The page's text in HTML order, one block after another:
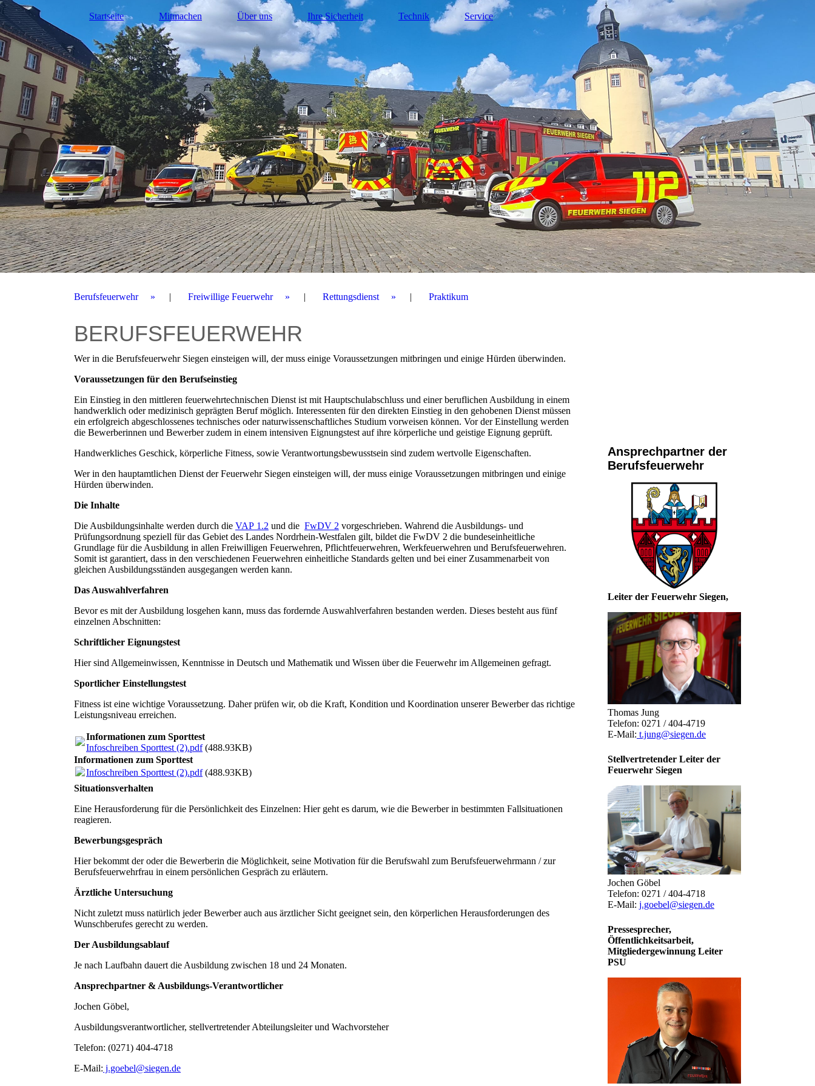
Startseite Mitmachen Über uns Ihre Sicherheit Technik Service
Berufsfeuerwehr Freiwillige Feuerwehr Rettungsdienst Praktikum
BERUFSFEUERWEHR
Wer in die Berufsfeuerwehr Siegen einsteigen will, der muss einige Voraussetzungen mitbringen und einige Hürden überwinden.
Voraussetzungen für den Berufseinstieg
Ein Einstieg in den mittleren feuerwehrtechnischen Dienst ist mit Hauptschulabschluss und einer beruflichen Ausbildung in einem
handwerklich oder medizinisch geprägten Beruf möglich. Interessenten für den direkten Einstieg in den gehobenen Dienst müssen
ein erfolgreich abgeschlossenes technisches oder naturwissenschaftliches Studium vorweisen können. Vor der Einstellung werden
die Bewerberinnen und Bewerber zudem in einem intensiven Eignungstest auf ihre körperliche und geistige Eignung geprüft.
Handwerkliches Geschick, körperliche Fitness, sowie Verantwortungsbewusstsein sind zudem wertvolle Eigenschaften.
Wer in den hauptamtlichen Dienst der Feuerwehr Siegen einsteigen will, der muss einige Voraussetzungen mitbringen und einige
Hürden überwinden.
Die Inhalte
Die Ausbildungsinhalte werden durch die VAP 1.2 und die FwDV 2 vorgeschrieben. Wahrend die Ausbildungs- und
Prüfungsordnung speziell für das Gebiet des Landes Nordrhein-Westfalen gilt, bildet die FwDV 2 die bundeseinheitliche
Grundlage für die Ausbildung in allen Freiwilligen Feuerwehren, Pflichtfeuerwehren, Werkfeuerwehren und Berufsfeuerwehren.
Somit ist garantiert, dass in den verschiedenen Feuerwehren einheitliche Standards gelten und bei einer Zusammenarbeit von
gleichen Ausbildungsständen ausgegangen werden kann.
Das Auswahlverfahren
Bevor es mit der Ausbildung losgehen kann, muss das fordernde Auswahlverfahren bestanden werden. Dieses besteht aus fünf
einzelnen Abschnitten:
Schriftlicher Eignungstest
Hier sind Allgemeinwissen, Kenntnisse in Deutsch und Mathematik und Wissen über die Feuerwehr im Allgemeinen gefragt.
Sportlicher Einstellungstest
Fitness ist eine wichtige Voraussetzung. Daher prüfen wir, ob die Kraft, Kondition und Koordination unserer Bewerber das richtige
Leistungsniveau erreichen.
Informationen zum Sporttest
Infoschreiben Sporttest (2).pdf(488.93KB)
Informationen zum Sporttest
Infoschreiben Sporttest (2).pdf(488.93KB)
Situationsverhalten
Eine Herausforderung für die Persönlichkeit des Einzelnen: Hier geht es darum, wie die Bewerber in bestimmten Fallsituationen
reagieren.
Bewerbungsgespräch
Hier bekommt der oder die Bewerberin die Möglichkeit, seine Motivation für die Berufswahl zum Berufsfeuerwehrmann / zur
Berufsfeuerwehrfrau in einem persönlichen Gespräch zu erläutern.
Ärztliche Untersuchung
Nicht zuletzt muss natürlich jeder Bewerber auch aus ärztlicher Sicht geeignet sein, den körperlichen Herausforderungen des
Wunschberufes gerecht zu werden.
Der Ausbildungsablauf
Je nach Laufbahn dauert die Ausbildung zwischen 18 und 24 Monaten.
Ansprechpartner & Ausbildungs-Verantwortlicher
Jochen Göbel,
Ausbildungsverantwortlicher, stellvertretender Abteilungsleiter und Wachvorsteher
Telefon: (0271) 404-4718
E-Mail: j.goebel@siegen.de
Ansprechpartner der
Berufsfeuerwehr
Leiter der Feuerwehr Siegen,
Thomas Jung
Telefon: 0271 / 404-4719
E-Mail: t.jung@siegen.de
Stellvertretender Leiter der
Feuerwehr Siegen
Jochen Göbel
Telefon: 0271 / 404-4718
E-Mail: j.goebel@siegen.de
Pressesprecher,
Öffentlichkeitsarbeit,
Mitgliedergewinnung Leiter
PSU